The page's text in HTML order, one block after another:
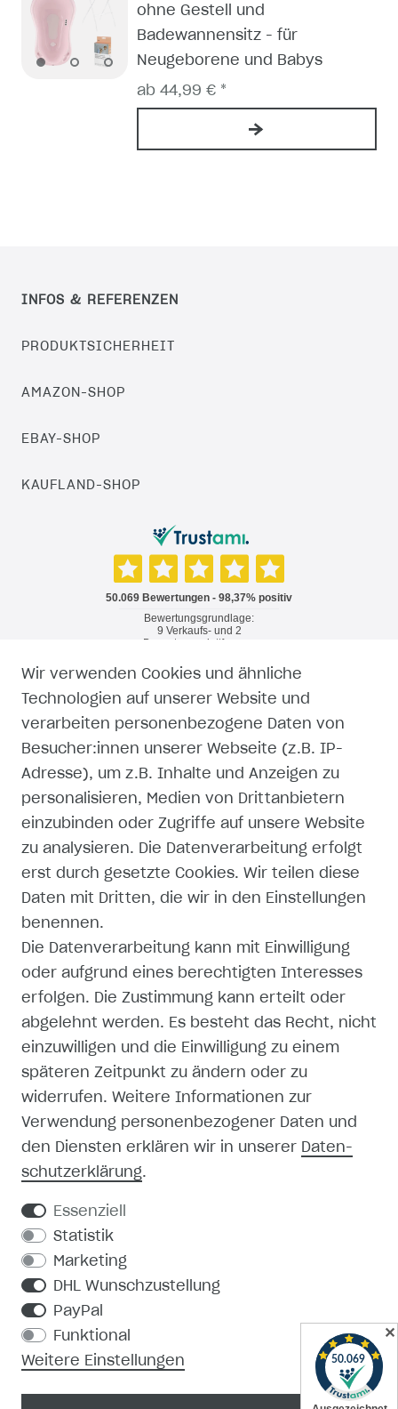
ohne Gestell und
Badewannensitz - für
Neugeborene und Babys
ab 44,99 € *
INFOS & REFERENZEN
PRODUKTSICHERHEIT
AMAZON-SHOP
EBAY-SHOP
KAUFLAND-SHOP
RECHTLICHES
WIDERRUFSRECHT
WIDERRUFSFORMULAR
IMPRESSUM
DATENSCHUTZERKLÄRUNG
AGB
ZAHLUNG UND VERSAND
SHOP
MEIN KONTO
REGISTRIEREN
KONTAKT
PRODUKTKATALOG
MEDIEN-DOWNLOAD
Wir verwenden Cookies und ähnliche
Technologien auf unserer Website und
verarbeiten personenbezogene Daten von
Besucher:innen unserer Webseite (z.B. IP-
Adresse), um z.B. Inhalte und Anzeigen zu
personalisieren, Medien von Drittanbietern
einzubinden oder Zugriffe auf unsere Website
zu analysieren. Die Datenverarbeitung erfolgt
erst durch gesetzte Cookies. Wir teilen diese
Daten mit Dritten, die wir in den Einstellungen
benennen.
Die Datenverarbeitung kann mit Einwilligung
oder aufgrund eines berechtigten Interesses
erfolgen. Die Zustimmung kann erteilt oder
abgelehnt werden. Es besteht das Recht, nicht
einzuwilligen und die Einwilligung zu einem
späteren Zeitpunkt zu ändern oder zu
widerrufen. Weitere Informationen zur
Verwendung personenbezogener Daten und
den Diensten erklären wir in unserer Daten­
schutz­erklärung.
Essenziell
Statistik
Marketing
DHL Wunschzustellung
PayPal
Funktional
Weitere Einstellungen
✕